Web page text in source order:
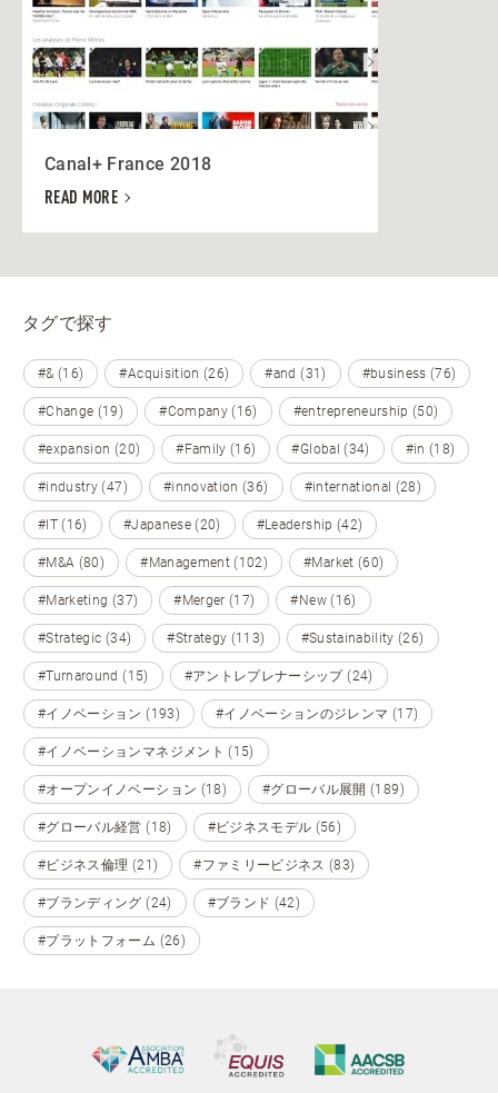
Canal+ France 2018
READ MORE
タグで探す
#& (16) #Acquisition (26) #and (31) #business (76)
#Change (19) #Company (16) #entrepreneurship (50)
#expansion (20) #Family (16) #Global (34) #in (18)
#industry (47) #innovation (36) #international (28)
#IT (16) #Japanese (20) #Leadership (42)
#M&A (80) #Management (102) #Market (60)
#Marketing (37) #Merger (17) #New (16)
#Strategic (34) #Strategy (113) #Sustainability (26)
#Turnaround (15) #アントレプレナーシップ (24)
#イノベーション (193) #イノベーションのジレンマ (17)
#イノベーションマネジメント (15)
#オープンイノベーション (18) #グローバル展開 (189)
#グローバル経営 (18) #ビジネスモデル (56)
#ビジネス倫理 (21) #ファミリービジネス (83)
#ブランディング (24) #ブランド (42)
#プラットフォーム (26)